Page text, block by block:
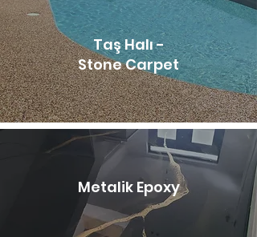
Taş Halı -
Stone Carpet
Metalik Epoxy